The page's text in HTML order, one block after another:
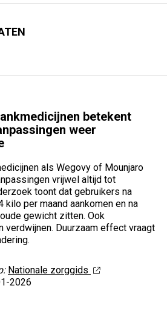
betekent
weer
als Wegovy of Mounjaro
vrijwel altijd tot
toont dat gebruikers na
per maand aankomen en na
gewicht zitten. Ook
verdwijnen. Duurzaam effect vraagt
Nationale zorggids
2026